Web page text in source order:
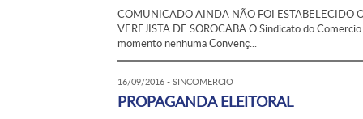
COMUNICADO AINDA NÃO FOI ESTABELECIDO
VEREJISTA DE SOROCABA O Sindicato do
momento nenhuma Convenç...
16/09/2016 - SINCOMERCIO
PROPAGANDA ELEITORAL